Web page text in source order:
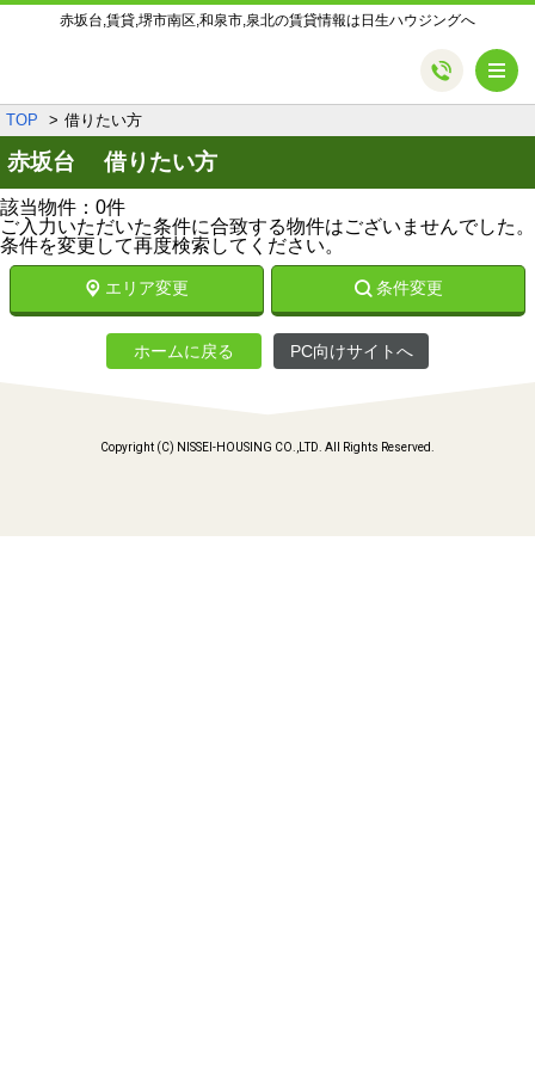
赤坂台,賃貸,堺市南区,和泉市,泉北の賃貸情報は日生ハウジングへ
TOP 借りたい方
赤坂台 借りたい方
該当物件：0件
ご入力いただいた条件に合致する物件はございませんでした。
条件を変更して再度検索してください。
エリア変更 条件変更
ホームに戻る PC向けサイトへ
Copyright (C) NISSEI-HOUSING CO.,LTD. All Rights Reserved.